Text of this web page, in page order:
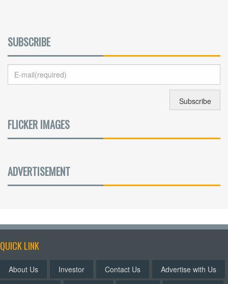
SUBSCRIBE
FLICKER IMAGES
ADVERTISEMENT
QUICK LINK
About Us Investor Contact Us
Advertise with Us